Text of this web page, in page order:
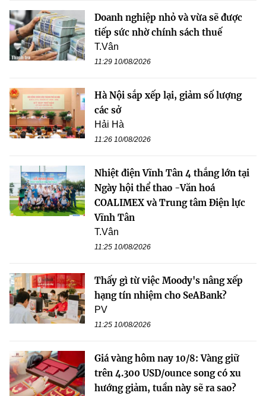
Doanh nghiệp nhỏ và vừa sẽ được
tiếp sức nhờ chính sách thuế
T.Vân
11:29 10/08/2026
Hà Nội sắp xếp lại, giảm số lượng
các sở
Hải Hà
11:26 10/08/2026
Nhiệt điện Vĩnh Tân 4 thắng lớn tại
Ngày hội thể thao -Văn hoá
COALIMEX và Trung tâm Điện lực
Vĩnh Tân
T.Vân
11:25 10/08/2026
Thấy gì từ việc Moody's nâng xếp
hạng tín nhiệm cho SeABank?
PV
11:25 10/08/2026
Giá vàng hôm nay 10/8: Vàng giữ
trên 4.300 USD/ounce song có xu
hướng giảm, tuần này sẽ ra sao?